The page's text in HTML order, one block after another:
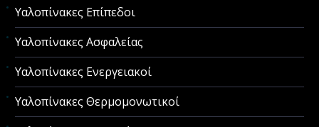
Υαλοπίνακες Επίπεδοι
Υαλοπίνακες Ασφαλείας
Υαλοπίνακες Ενεργειακοί
Υαλοπίνακες Θερμομονωτικοί